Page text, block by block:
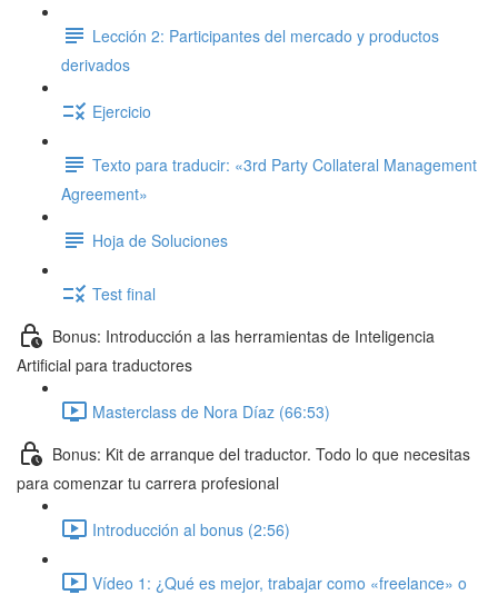
Lección 2: Participantes del mercado y productos
derivados
Ejercicio
Texto para traducir: «3rd Party Collateral Management
Agreement»
Hoja de Soluciones
Test final
Bonus: Introducción a las herramientas de Inteligencia
Artificial para traductores
Masterclass de Nora Díaz (66:53)
Bonus: Kit de arranque del traductor. Todo lo que necesitas
para comenzar tu carrera profesional
Introducción al bonus (2:56)
Vídeo 1: ¿Qué es mejor, trabajar como «freelance» o